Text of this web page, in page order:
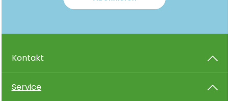
Kontakt
Service